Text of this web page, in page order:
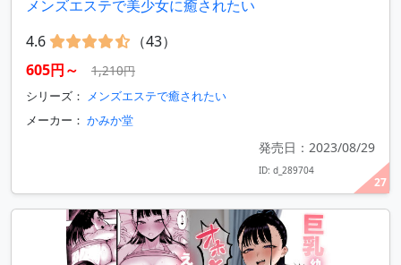
27
メンズエステで美少女に癒されたい
4.6
（43）
605円～
1,210円
シリーズ： メンズエステで癒されたい
メーカー： かみか堂
発売日：2023/08/29
ID: d_289704